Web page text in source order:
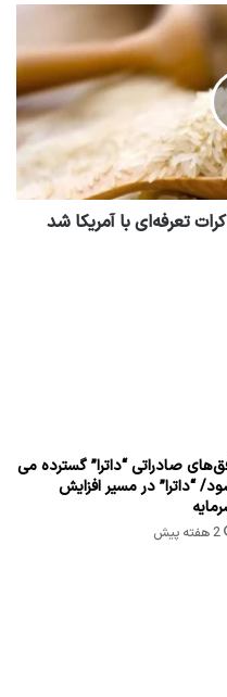
تعرفه‌ای با آمریکا شد
صادراتی “داترا” گسترده می
“داترا” در مسیر افزایش
2 هفته پیش